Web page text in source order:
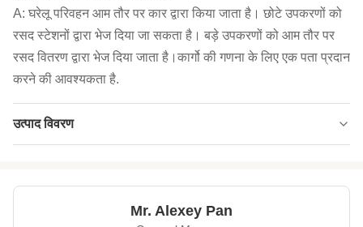
A: घरेलू परिवहन आम तौर पर कार द्वारा किया जाता है। छोटे उपकरणों को
रसद स्टेशनों द्वारा भेज दिया जा सकता है। बड़े उपकरणों को आम तौर पर
रसद वितरण द्वारा भेज दिया जाता है।कार्गो की गणना के लिए एक पता प्रदान
करने की आवश्यकता है.
उत्पाद विवरण
Use: रबर तेल सील की अंगूठी और रबर गैस्केट
Mr. Alexey Pan